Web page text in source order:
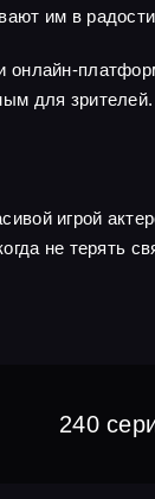
им в радости
для зрителей.
игрой
не терять
240